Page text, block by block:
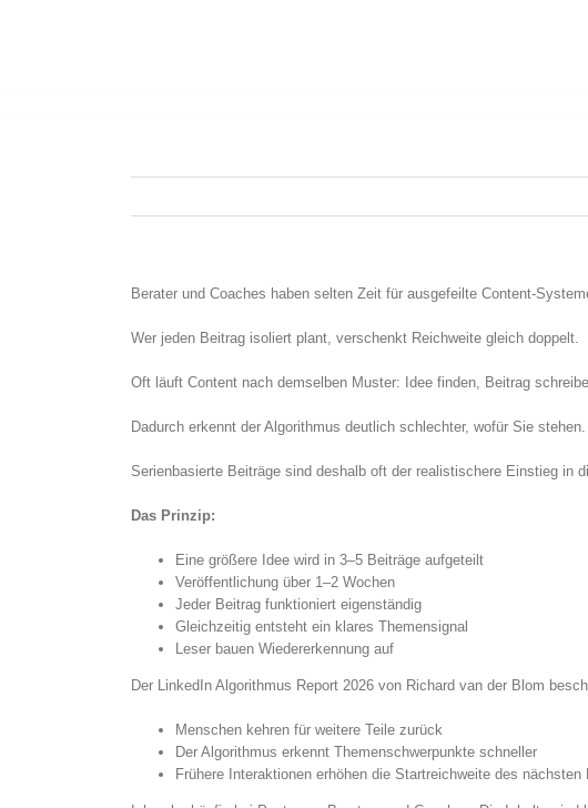
Berater und Coaches haben selten Zeit für ausgefeilte Content-
Wer jeden Beitrag isoliert plant, verschenkt Reichweite gleich doppelt.
Oft läuft Content nach demselben Muster: Idee finden, Beitrag
Dadurch erkennt der Algorithmus deutlich schlechter, wofür Sie stehen.
Serienbasierte Beiträge sind deshalb oft der realistischere Einstieg in
Das Prinzip:
Eine größere Idee wird in 3–5 Beiträge aufgeteilt
Veröffentlichung über 1–2 Wochen
Jeder Beitrag funktioniert eigenständig
Gleichzeitig entsteht ein klares Themensignal
Leser bauen Wiedererkennung auf
Der LinkedIn Algorithmus Report 2026 von Richard van der Blom
Menschen kehren für weitere Teile zurück
Der Algorithmus erkennt Themenschwerpunkte schneller
Frühere Interaktionen erhöhen die Startreichweite des nächsten